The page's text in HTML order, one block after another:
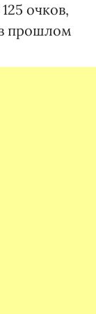
очков,
прошлом